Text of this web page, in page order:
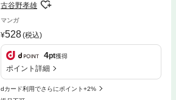
古谷野孝雄
マンガ
528(税込)
4pt獲得
ポイント詳細
dカード利用でさらにポイント+2%